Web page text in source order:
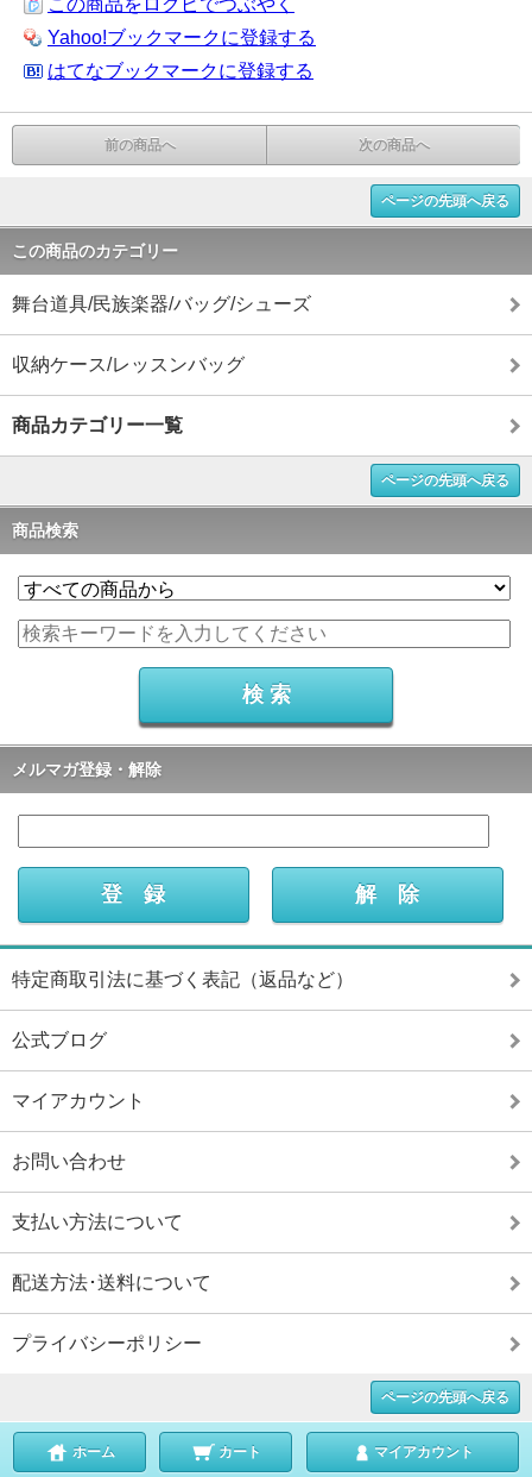
この商品をログピでつぶやく
Yahoo!ブックマークに登録する
はてなブックマークに登録する
前の商品へ 次の商品へ
ページの先頭へ戻る
この商品のカテゴリー
舞台道具/民族楽器/バッグ/シューズ
収納ケース/レッスンバッグ
商品カテゴリー一覧
ページの先頭へ戻る
商品検索
メルマガ登録・解除
特定商取引法に基づく表記（返品など）
公式ブログ
マイアカウント
お問い合わせ
支払い方法について
配送方法･送料について
プライバシーポリシー
ページの先頭へ戻る
ホーム カート マイアカウント